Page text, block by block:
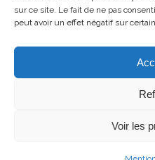
sur ce site. Le fait de ne pas
peut avoir un effet négatif sur
Voir les
TOUTES LES